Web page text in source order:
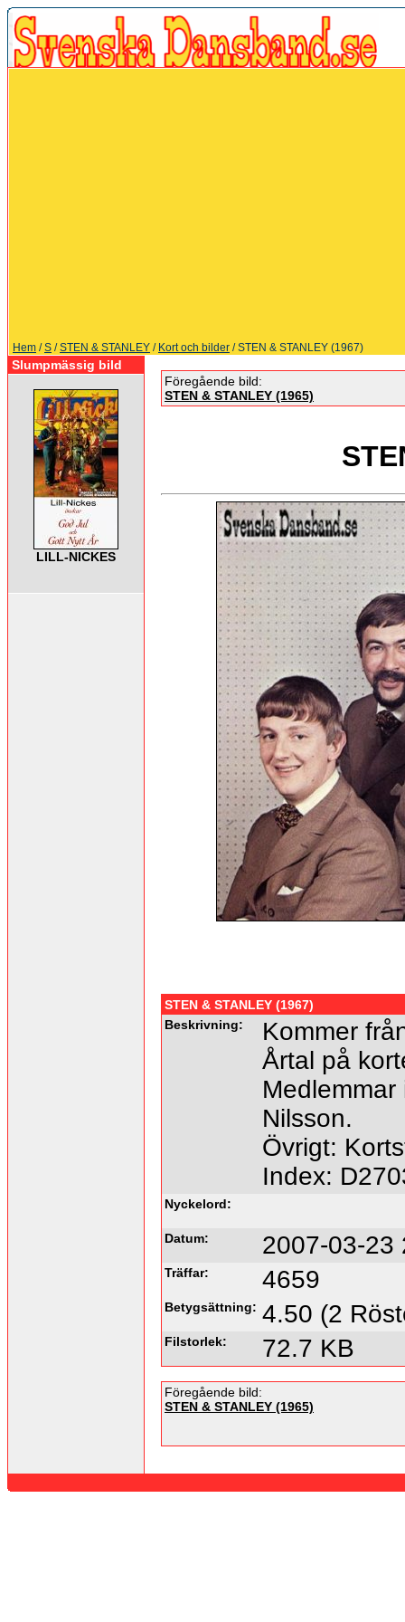
Hem /S /STEN & STANLEY / Kort och bilder / STEN & STANLEY (1967)
Slumpmässig bild
LILL-NICKES
Föregående bild:
STEN & STANLEY (1965)
STEN & STANLEY (1967)
Beskrivning:
Kommer
Årtal på
Nilsson.
Övrigt:
Index:
Nyckelord:
Datum: 2007-03-23
Träffar: 4659
Betygsättning: 4.50 (2
Filstorlek: 72.7 KB
Föregående bild:
STEN & STANLEY (1965)